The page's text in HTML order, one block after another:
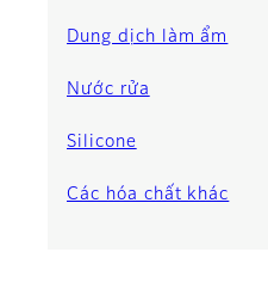
Dung dịch làm ẩm
Nước rửa
Silicone
Các hóa chất khác